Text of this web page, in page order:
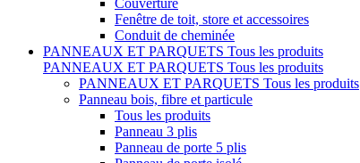
Couverture
Fenêtre de toit, store et accessoires
Conduit de cheminée
PANNEAUX ET PARQUETS Tous les produits
PANNEAUX ET PARQUETS Tous les produits
PANNEAUX ET PARQUETS Tous les produits
Panneau bois, fibre et particule
Tous les produits
Panneau 3 plis
Panneau de porte 5 plis